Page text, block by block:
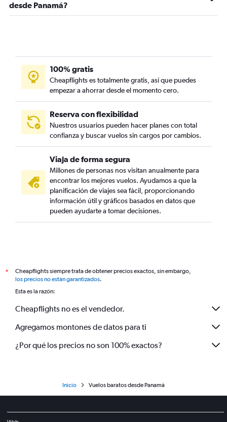
desde Panamá?
100% gratis
Cheapflights es totalmente gratis, así que puedes
empezar a ahorrar desde el momento cero.
Reserva con flexibilidad
Nuestros usuarios pueden hacer planes con total
confianza y buscar vuelos sin cargos por cambios.
Viaja de forma segura
Millones de personas nos visitan anualmente para
encontrar los mejores vuelos. Ayudamos a que la
planificación de viajes sea fácil, proporcionando
información útil y gráficos basados en datos que
pueden ayudarte a tomar decisiones.
*
Cheapflights siempre trata de obtener precios exactos, sin embargo,
los precios no están garantizados.
Esta es la razón:
Cheapflights no es el vendedor.
Agregamos montones de datos para ti
¿Por qué los precios no son 100% exactos?
Inicio Vuelos baratos desde Panamá